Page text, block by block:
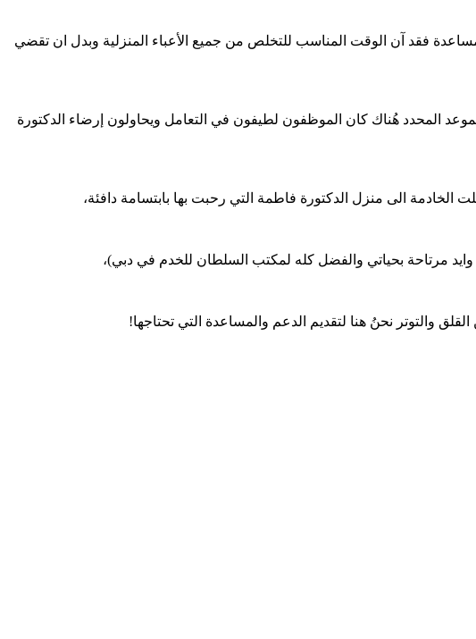
فقد آن الوقت المناسب للتخلص من جميع الأعباء المنزلية وبدل ان تقضي
المحدد هُناك كان الموظفون لطيفون في التعامل ويحاولون إرضاء الدكتورة
الى منزل الدكتورة فاطمة التي رحبت بها بابتسامة دافئة،
مرتاحة بحياتي والفضل كله لمكتب السلطان للخدم في دبي)،
والتوتر نحنُ هنا لتقديم الدعم والمساعدة التي تحتاجها!